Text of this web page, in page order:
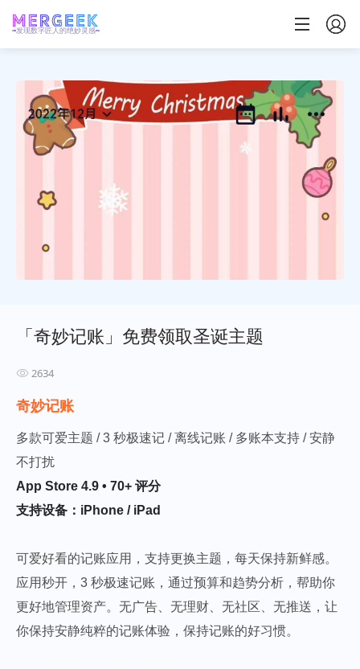
发现数字匠人的绝妙灵感
「奇妙记账」免费领取圣诞主题
2634
奇妙记账
多款可爱主题 / 3 秒极速记 / 离线记账 / 多账本支持 / 安静
不打扰
App Store 4.9 • 70+ 评分
支持设备：iPhone / iPad
可爱好看的记账应用，支持更换主题，每天保持新鲜感。
应用秒开，3 秒极速记账，通过预算和趋势分析，帮助你
更好地管理资产。无广告、无理财、无社区、无推送，让
你保持安静纯粹的记账体验，保持记账的好习惯。